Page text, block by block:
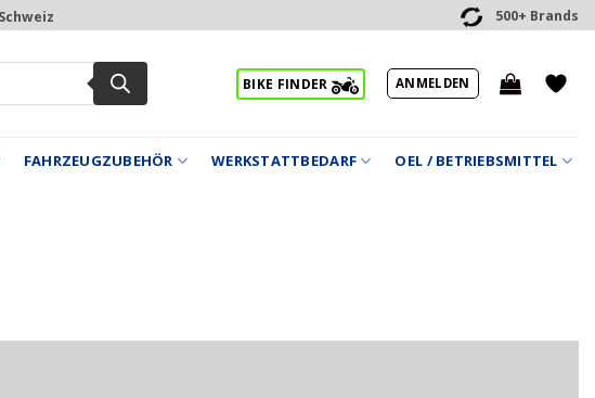
500+ Brands
BIKE FINDER ANMELDEN
FAHRZEUGZUBEHÖR WERKSTATTBEDARF OEL / BETRIEBSMITTEL